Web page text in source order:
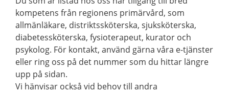
kompetens från regionens primärvård, som
allmänläkare, distriktssköterska, sjuksköterska,
diabetessköterska, fysioterapeut, kurator och
psykolog. För kontakt, använd gärna våra e-tjänster
eller ring oss på det nummer som du hittar längre
upp på sidan.
Vi hänvisar också vid behov till andra